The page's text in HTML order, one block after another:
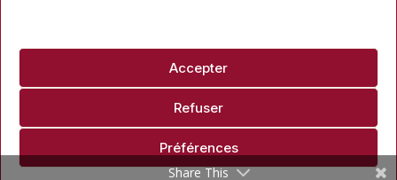
Accepter
Refuser
Préférences
info@liegesport.be
Copyright ©2026 Liège Sport
Site mis en ligne parPg Design
Share This